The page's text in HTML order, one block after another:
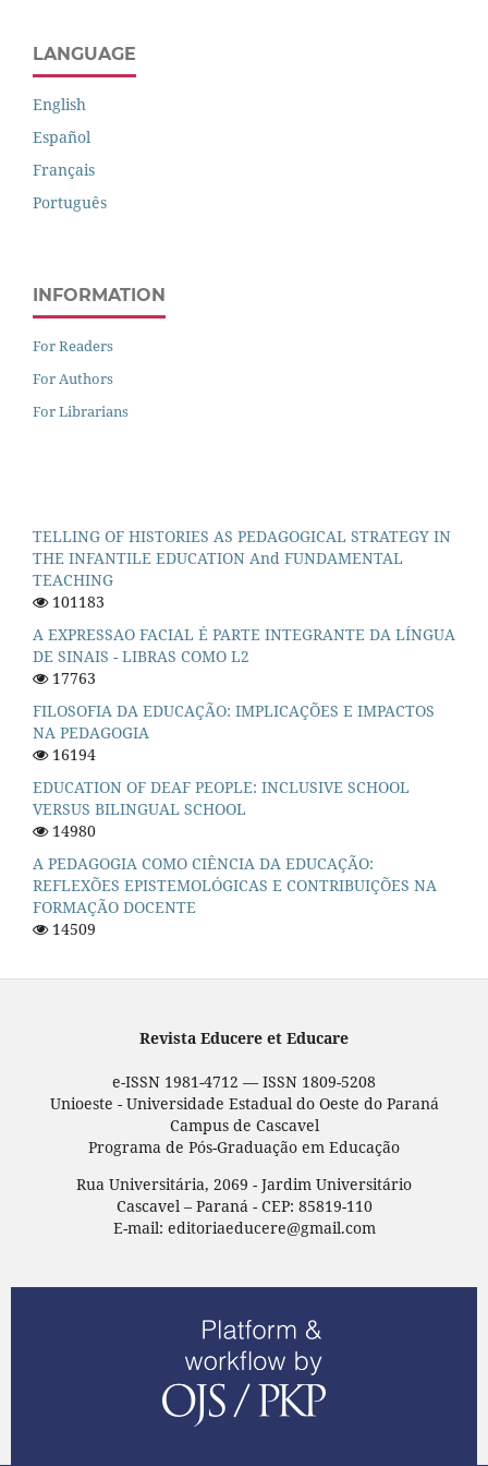
LANGUAGE
English
Español
Français
Português
INFORMATION
For Readers
For Authors
For Librarians
TELLING OF HISTORIES AS PEDAGOGICAL STRATEGY IN
THE INFANTILE EDUCATION And FUNDAMENTAL
TEACHING
101183
A EXPRESSAO FACIAL É PARTE INTEGRANTE DA LÍNGUA
DE SINAIS - LIBRAS COMO L2
17763
FILOSOFIA DA EDUCAÇÃO: IMPLICAÇÕES E IMPACTOS
NA PEDAGOGIA
16194
EDUCATION OF DEAF PEOPLE: INCLUSIVE SCHOOL
VERSUS BILINGUAL SCHOOL
14980
A PEDAGOGIA COMO CIÊNCIA DA EDUCAÇÃO:
REFLEXÕES EPISTEMOLÓGICAS E CONTRIBUIÇÕES NA
FORMAÇÃO DOCENTE
14509
Revista Educere et Educare
e-ISSN 1981-4712 — ISSN 1809-5208
Unioeste - Universidade Estadual do Oeste do Paraná
Campus de Cascavel
Programa de Pós-Graduação em Educação
Rua Universitária, 2069 - Jardim Universitário
Cascavel – Paraná - CEP: 85819-110
E-mail: editoriaeducere@gmail.com